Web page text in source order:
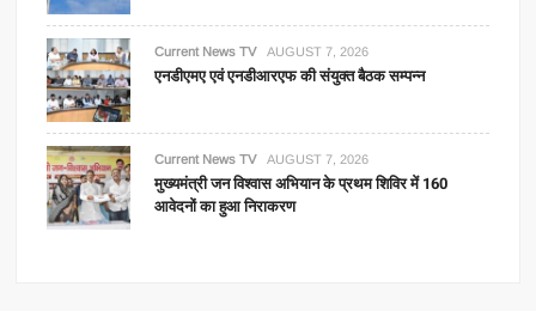
Current News TV AUGUST 7, 2026
एनडीएमए एवं एनडीआरएफ की संयुक्त बैठक सम्पन्न
Current News TV AUGUST 7, 2026
मुख्यमंत्री जन विश्वास अभियान के प्रथम शिविर में 160
आवेदनों का हुआ निराकरण